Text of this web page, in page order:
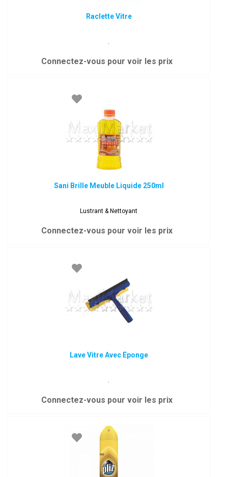
Raclette Vitre
.
Connectez-vous pour voir les prix
Sani Brille Meuble Liquide 250ml
Lustrant & Nettoyant
Connectez-vous pour voir les prix
Lave Vitre Avec Éponge
.
Connectez-vous pour voir les prix